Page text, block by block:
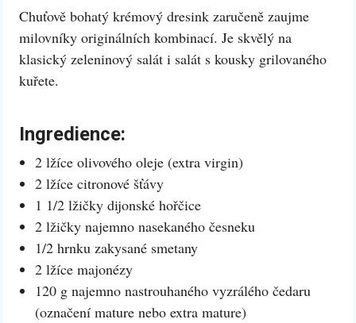
Chuťově bohatý krémový dresink zaručeně zaujme
milovníky originálních kombinací. Je skvělý na
klasický zeleninový salát i salát s kousky grilovaného
kuřete.
Ingredience:
2 lžíce olivového oleje (extra virgin)
2 lžíce citronové šťávy
1 1/2 lžičky dijonské hořčice
2 lžičky najemno nasekaného česneku
1/2 hrnku zakysané smetany
2 lžíce majonézy
120 g najemno nastrouhaného vyzrálého čedaru
(označení mature nebo extra mature)